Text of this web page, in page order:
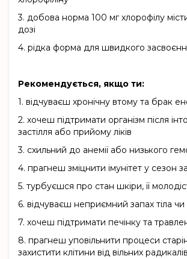
3. добова норма 100 мг хлорофілу
дозі
4. рідка форма для швидкого
Рекомендується, якщо ти:
1. відчуваєш хронічну втому та брак
2. хочеш підтримати організм після
застілля або прийому ліків
3. схильний до анемії або низького
4. прагнеш зміцнити імунітет у сезон
5. турбуєшся про стан шкіри, її
6. відчуваєш неприємний запах тіла чи
7. хочеш підтримати печінку та
8. прагнеш уповільнити процеси
захистити клітини від вільних радикалів